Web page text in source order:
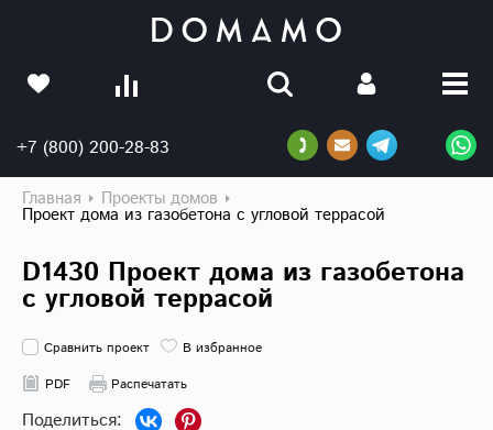
+7 (800) 200-28-83
Главная Проекты домов
Проект дома из газобетона с угловой террасой
D1430 Проект дома из газобетона
с угловой террасой
Сравнить проект
В избранное
PDF
Распечатать